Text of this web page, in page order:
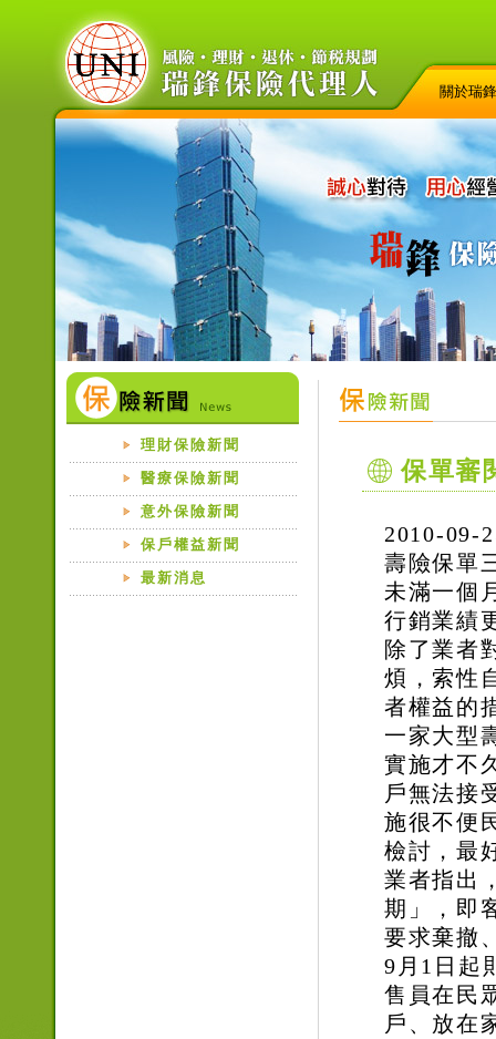
關於瑞鋒
理財保險新聞
醫療保險新聞
意外保險新聞
保戶權益新聞
最新消息
保單審
2010-09-
壽險保單
未滿一個
行銷業績
除了業者
煩，索性
者權益的
一家大型
實施才不
戶無法接
施很不便
檢討，最
業者指出
期」，即
要求棄撤
9月1日起
售員在民
戶、放在